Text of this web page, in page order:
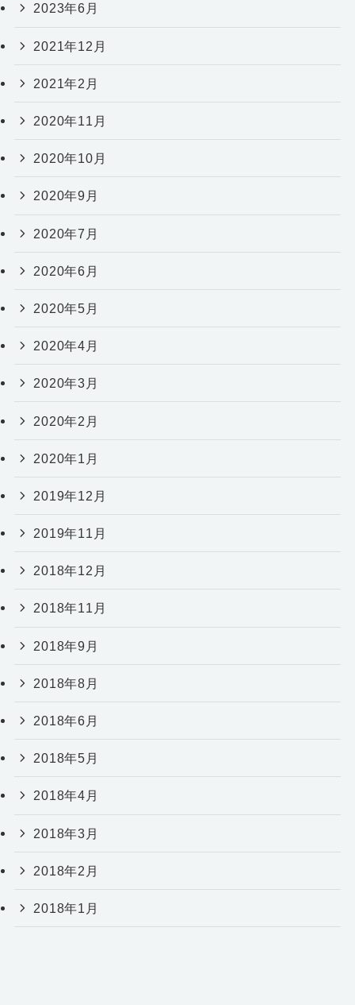
2023年6月
2021年12月
2021年2月
2020年11月
2020年10月
2020年9月
2020年7月
2020年6月
2020年5月
2020年4月
2020年3月
2020年2月
2020年1月
2019年12月
2019年11月
2018年12月
2018年11月
2018年9月
2018年8月
2018年6月
2018年5月
2018年4月
2018年3月
2018年2月
2018年1月